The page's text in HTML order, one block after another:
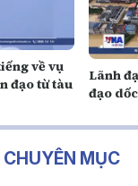
về vụ
đạo từ tàu
Lãnh
đạo
MỤC